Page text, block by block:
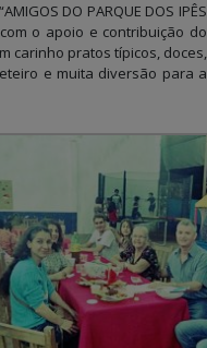
DO PARQUE DOS IPÊS
o apoio e contribuição do
carinho pratos típicos, doces,
e muita diversão para a